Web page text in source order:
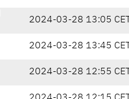
2024-03-28 13:05 CET
2024-03-28 13:45 CET
2024-03-28 12:55 CET